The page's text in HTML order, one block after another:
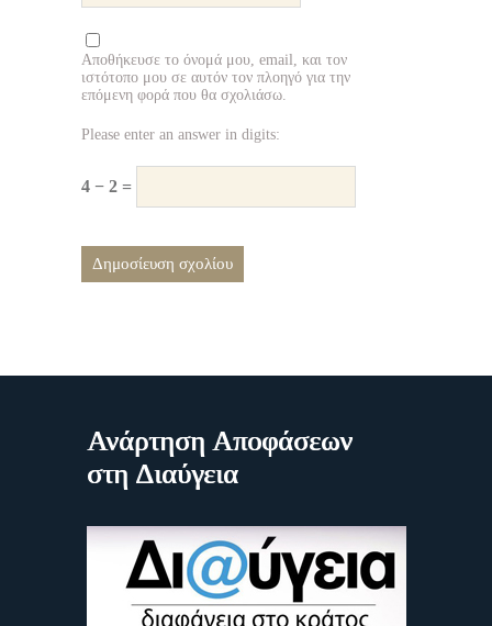
Αποθήκευσε το όνομά μου, email, και τον
ιστότοπο μου σε αυτόν τον πλοηγό για την
επόμενη φορά που θα σχολιάσω.
Please enter an answer in digits:
4 − 2 =
Ανάρτηση Αποφάσεων
στη Διαύγεια